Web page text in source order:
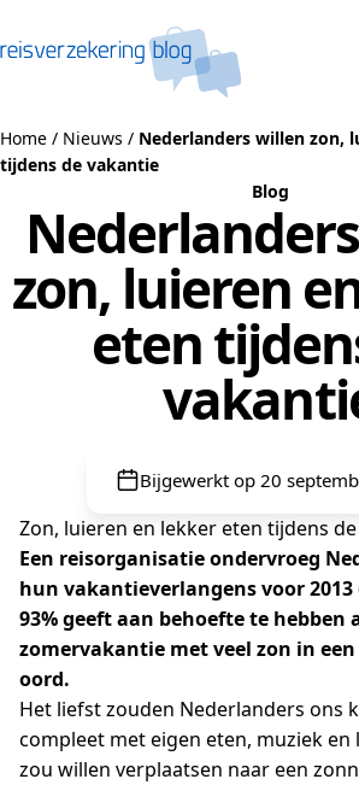
Home / Nieuws / Nederlanders willen zon,
tijdens de vakantie
Blog
zon, luieren
eten
Bijgewerkt op 20
Zon, luieren en lekker eten tijdens
Een reisorganisatie ondervroeg
hun vakantieverlangens voor
93% geeft aan behoefte te hebben
zomervakantie met veel zon in
oord.
Het liefst zouden Nederlanders ons
compleet met eigen eten, muziek en
zou willen verplaatsen naar een